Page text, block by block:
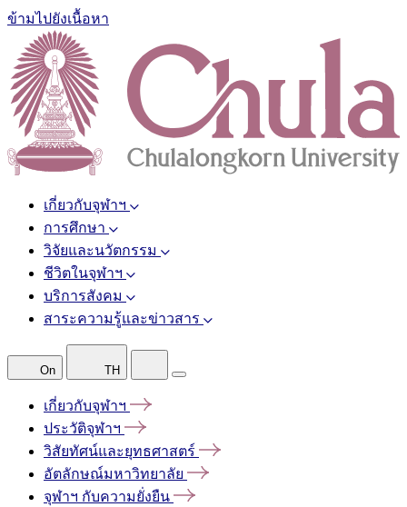
ข้ามไปยังเนื้อหา
เกี่ยวกับจุฬาฯ
การศึกษา
วิจัยและนวัตกรรม
ชีวิตในจุฬาฯ
บริการสังคม
สาระความรู้และข่าวสาร
On TH
เกี่ยวกับจุฬาฯ
ประวัติจุฬาฯ
วิสัยทัศน์และยุทธศาสตร์
อัตลักษณ์มหาวิทยาลัย
จุฬาฯ กับความยั่งยืน